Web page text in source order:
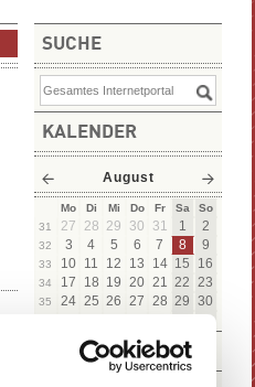
SUCHE
KALENDER
August
Mo Di Mi Do Fr Sa
So
31
27 28 29 30 31 1 2
32 3 4 5 6 7 8 9
33 10 11 12 13 14 15 16
34 17 18 19 20 21 22 23
35 24 25 26 27 28 29 30